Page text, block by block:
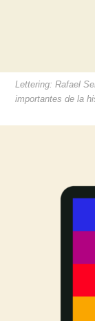
Lettering: Rafael
importantes de la